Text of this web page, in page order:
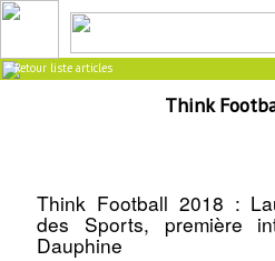
Retour liste articles
Think
Think Football 2018 :
des Sports, première
Dauphine